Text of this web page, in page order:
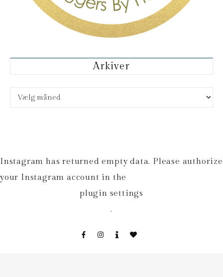
Arkiver
Arkiver
Instagram has returned empty data. Please authorize
your Instagram account in the
plugin settings
.